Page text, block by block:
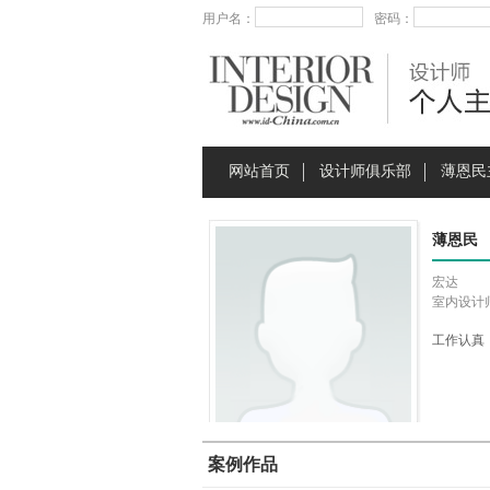
用户名： 密码：
网站首页 设计师俱乐部 薄恩民
薄恩民
宏达
室内设计
工作认真
案例作品